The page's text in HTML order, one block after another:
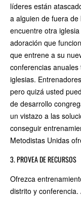
líderes están
a alguien de fuera
encuentre otra
adoración que
que entrene a su
conferencias
iglesias.
pero quizá usted
de desarrollo
un vistazo a las
conseguir
Metodistas Unidas
3. PROVEA DE RECURSOS
Ofrezca
distrito y